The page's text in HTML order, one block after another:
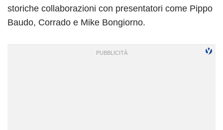
storiche collaborazioni con presentatori come Pippo
Baudo, Corrado e Mike Bongiorno.